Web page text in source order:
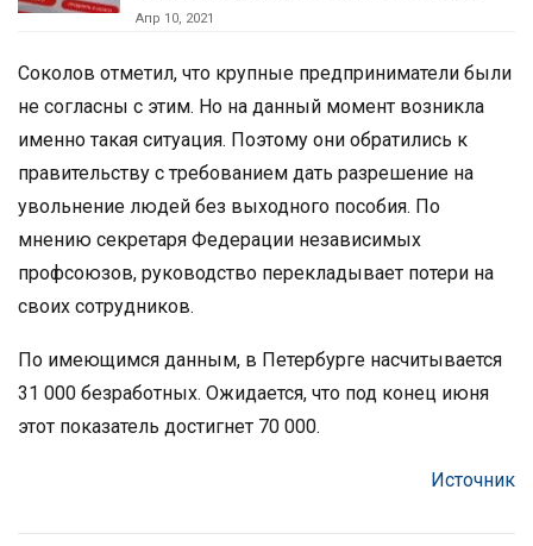
Апр 10, 2021
Соколов отметил, что крупные предприниматели были
не согласны с этим. Но на данный момент возникла
именно такая ситуация. Поэтому они обратились к
правительству с требованием дать разрешение на
увольнение людей без выходного пособия. По
мнению секретаря Федерации независимых
профсоюзов, руководство перекладывает потери на
своих сотрудников.
По имеющимся данным, в Петербурге насчитывается
31 000 безработных. Ожидается, что под конец июня
этот показатель достигнет 70 000.
Источник